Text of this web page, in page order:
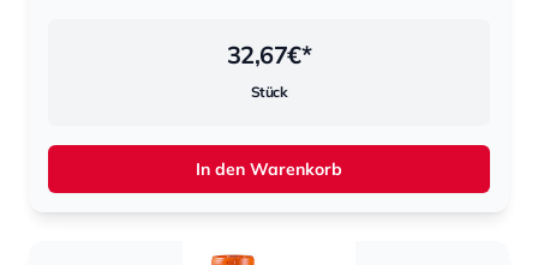
32,67€*
Stück
In den Warenkorb